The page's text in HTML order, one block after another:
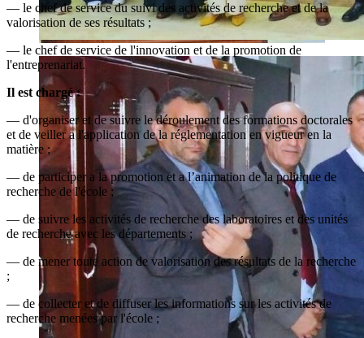
— le chef de service du suivi des activités de recherche et de la
valorisation de ses résultats ;
— le chef de service de l'innovation et de la promotion de
l'entreprenariat.
Il est chargé :
— d'organiser et de suivre le déroulement des formations doctorales
et de veiller a l'application de la réglementation en vigueur en la
matière ;
— de participer a la promotion et a l’animation de la politique de
recherche de l'école ;
— de suivre les activités de recherche des laboratoires et des unités
de recherche avec les départements ;
— de mener toute action de valorisation des résultats de la recherche
;
— de collecter et de diffuser les informations sur les activités de
recherche menées par l'école ;